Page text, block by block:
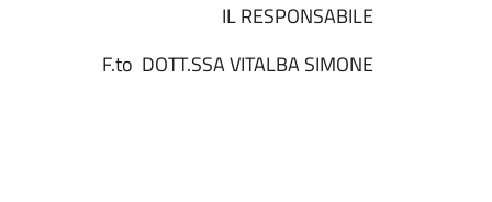
IL RESPONSABILE
VITALBA SIMONE